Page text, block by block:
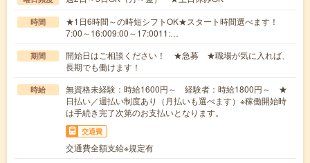
時間
★1日6時間～の時短シフトOK★スタート時間選べます！
7:00～16:009:00～17:0011:…
期間
開始日はご相談ください！ ★急募 ★職場が気に入れば、
長期でも働けます！
時給
無資格未経験：時給1600円～ 経験者：時給1800円～ ★
日払い／週払い制度あり（月払いも選べます）※稼働開始時
は手続き完了次第のお支払いとなります。
交通費
交通費全額支給※規定有